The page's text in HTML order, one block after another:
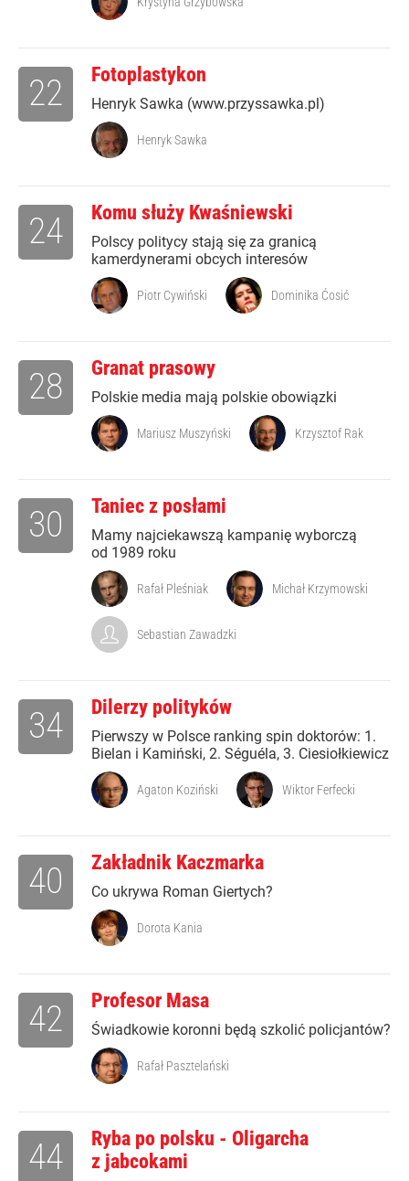
Fotoplastykon
Henryk Sawka (www.przyssawka.pl)
22
Henryk Sawka
Komu służy Kwaśniewski
Polscy politycy stają się za granicą
kamerdynerami obcych interesów
24
Piotr Cywiński Dominika Ćosić
Granat prasowy
Polskie media mają polskie obowiązki
28
Mariusz Muszyński Krzysztof Rak
Taniec z posłami
Mamy najciekawszą kampanię wyborczą
od 1989 roku
30
Rafał Pleśniak Michał Krzymowski
Sebastian Zawadzki
Dilerzy polityków
Pierwszy w Polsce ranking spin doktorów: 1.
Bielan i Kamiński, 2. Séguéla, 3. Ciesiołkiewicz
34
Agaton Koziński Wiktor Ferfecki
Zakładnik Kaczmarka
Co ukrywa Roman Giertych?
40
Dorota Kania
Profesor Masa
Świadkowie koronni będą szkolić policjantów?
42
Rafał Pasztelański
Ryba po polsku - Oligarcha
z jabcokami
44